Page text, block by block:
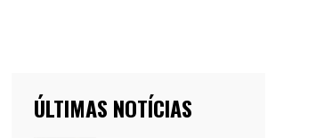
ÚLTIMAS NOTÍCIAS